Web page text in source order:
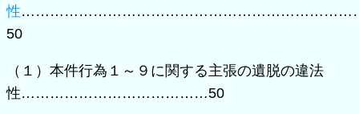
性
50
（１）本件行為１～９に関する主張の遺脱の違法
性…………………………………50